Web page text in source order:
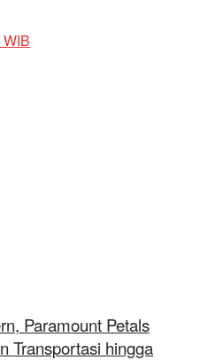
Paramount Petals
Transportasi hingga